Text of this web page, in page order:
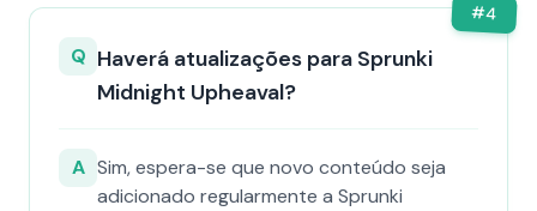
#4
Q Haverá atualizações para Sprunki
Midnight Upheaval?
A Sim, espera-se que novo conteúdo seja
adicionado regularmente a Sprunki